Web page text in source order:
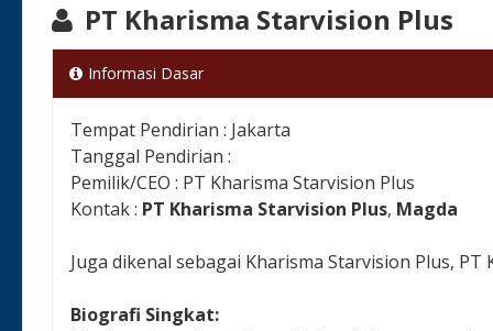
PT Kharisma Starvision Plus
Informasi Dasar
Tempat Pendirian : Jakarta
Tanggal Pendirian :
Pemilik/CEO : PT Kharisma Starvision Plus
Kontak : PT Kharisma Starvision Plus, Magda
Juga dikenal sebagai Kharisma Starvision Plus,
Biografi Singkat: